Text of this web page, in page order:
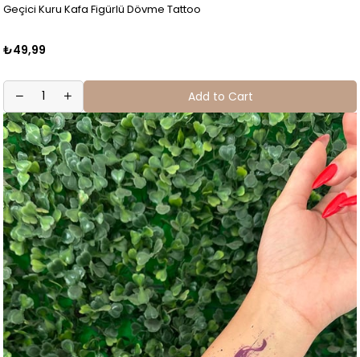
Geçici Kuru Kafa Figürlü Dövme Tattoo
₺49,99
Add to Cart